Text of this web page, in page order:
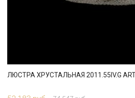
ЛЮСТРА ХРУСТАЛЬНАЯ 2011.55IV.G ART